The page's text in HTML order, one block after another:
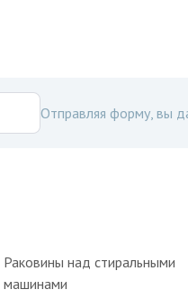
Отправляя форму, вы
Раковины над стиральными
машинами